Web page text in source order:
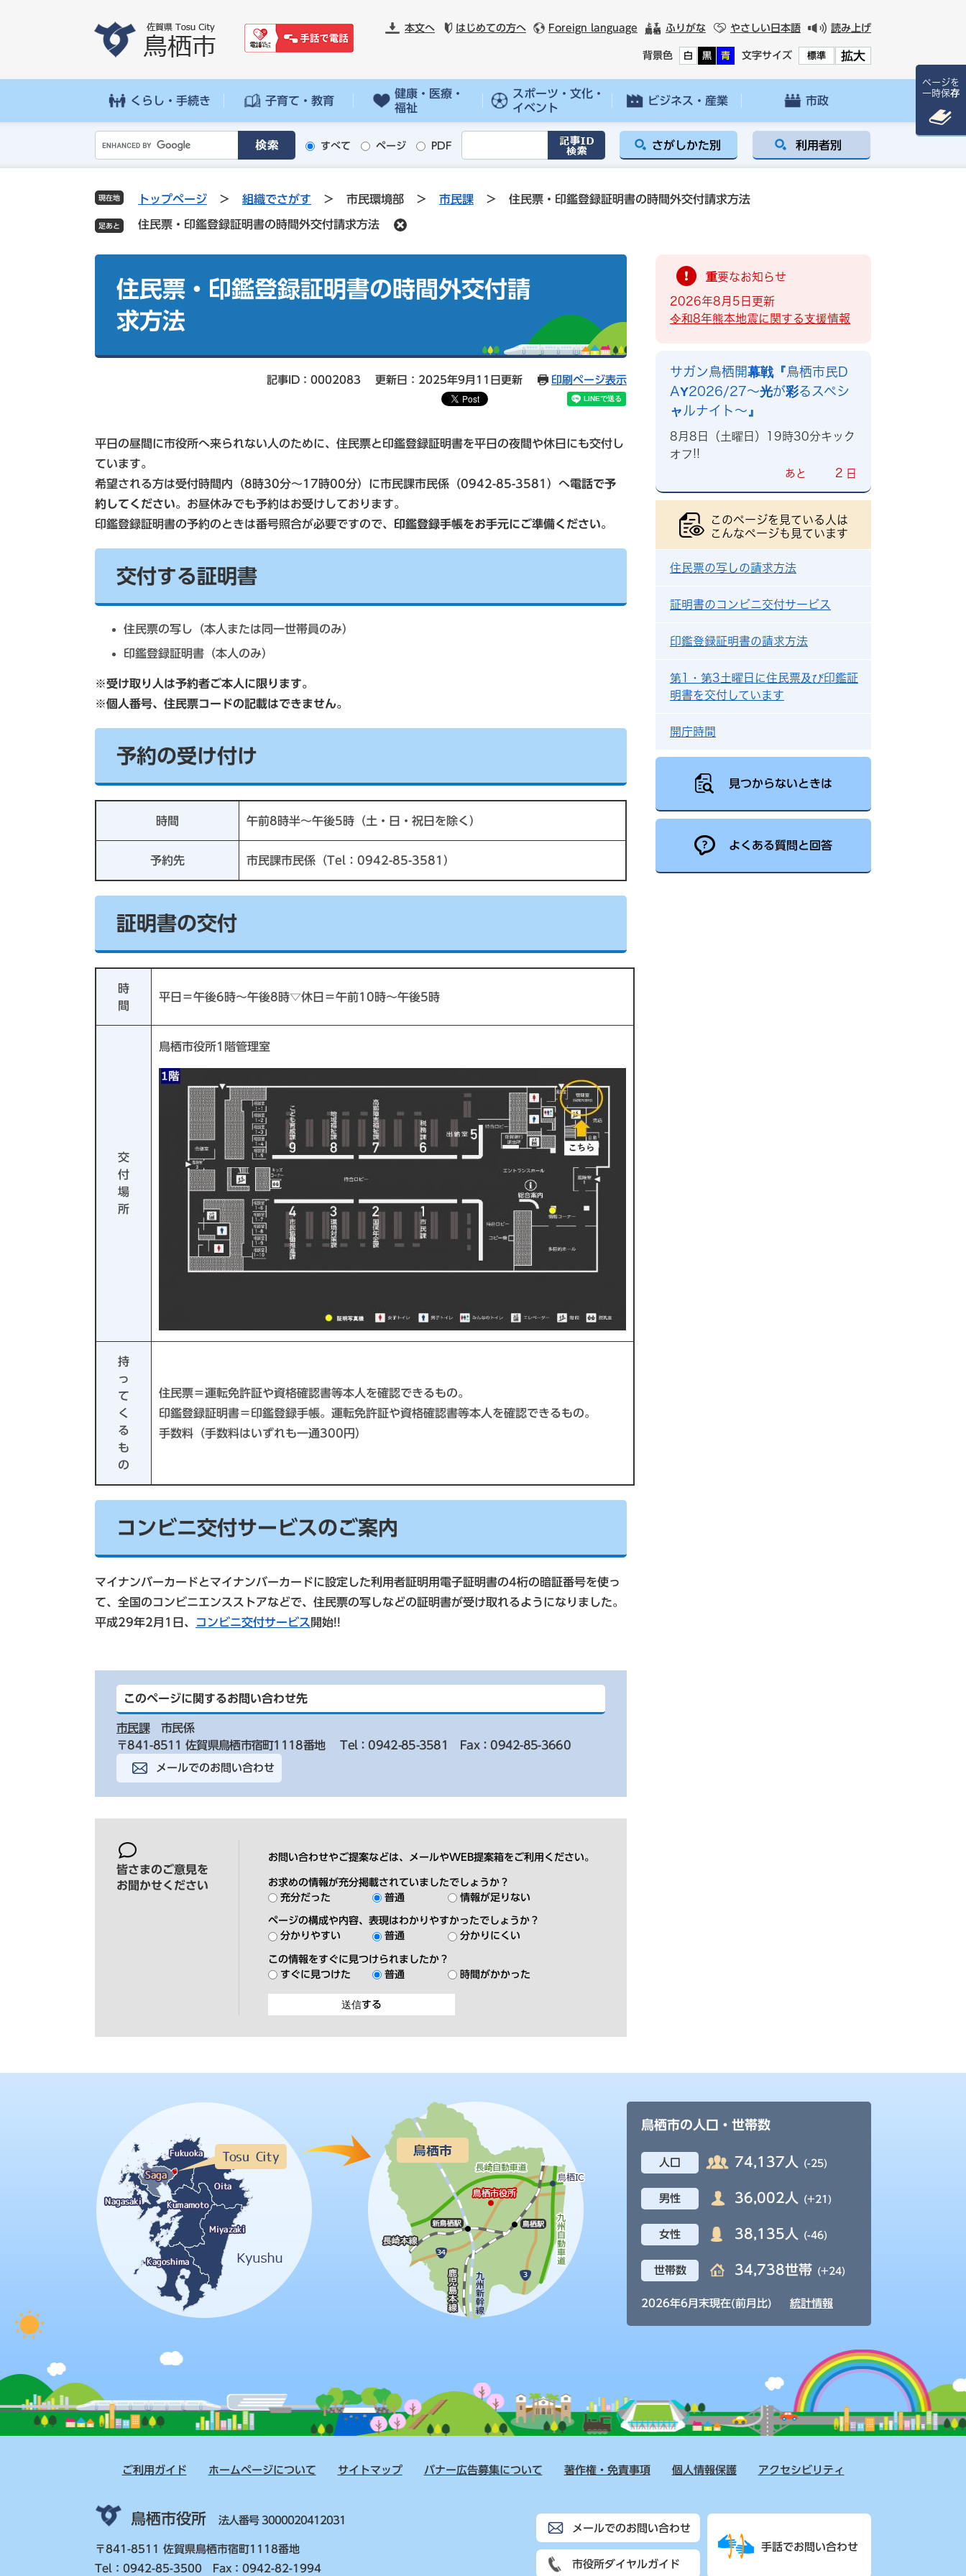
先
を
本文へ はじめての方へ Foreign language ふりがな やさしい日本語 読み上げ
背景色 白 黒 青 文字サイズ 標準 拡大
くらし・手続き 子育て・教育
健康・医療・
福祉
スポーツ・文化・
イベント
ビジネス・産業 市政
o
g
l
e
ス
すべて ページ PDF さがしかた別 利用者別
現在地 トップページ > 組織でさがす > 市民環境部 > 市民課 > 住民票・印鑑登録証明書の時間外交付請求方法
住民票・印鑑登録証明書の時間外交付請求方法
住民票・印鑑登録証明書の時間外交付請
求方法
記事ID：0002083 更新日：2025年9月11日更新 印刷ページ表示
平日の昼間に市役所へ来られない人のために、住民票と印鑑登録証明書を平日の夜間や休日にも交付し
ています。
希望される方は受付時間内（8時30分～17時00分）に市民課市民係（0942-85-3581）へ電話で予
約してください。お昼休みでも予約はお受けしております。
印鑑登録証明書の予約のときは番号照合が必要ですので、
印鑑登録手帳をお手元にご準備ください。
交付する証明書
住民票の写し（本人または同一世帯員のみ）
印鑑登録証明書（本人のみ）
※受け取り人は予約者ご本人に限ります。
※個人番号、住民票コードの記載はできません。
予約の受け付け
時間 午前8時半～午後5時（土・日・祝日を除く）
予約先 市民課市民係（Tel：0942-85-3581）
証明書の交付
時
間
平日＝午後6時～午後8時▽休日＝午前10時～午後5時
交
付
場
所
鳥栖市役所1階管理室
持
っ
て
く
る
も
の
住民票＝運転免許証や資格確認書等本人を確認できるもの。
印鑑登録証明書＝印鑑登録手帳。運転免許証や資格確認書等本人を確認できるもの。
手数料（手数料はいずれも一通300円）
コンビニ交付サービスのご案内
マイナンバーカードとマイナンバーカードに設定した利用者証明用電子証明書の4桁の暗証番号を使っ
て、全国のコンビニエンスストアなどで、住民票の写しなどの証明書が受け取れるようになりました。
平成29年2月1日、
コンビニ交付サービス 開始!!
このページに関するお問い合わせ先
市民課
市民係
〒841-8511 佐賀県鳥栖市宿町1118番地
Tel：0942-85-3581 Fax：0942-85-3660
メールでのお問い合わせ
皆さまのご意見を
お聞かせください
お問い合わせやご提案などは、メールやWEB提案箱をご利用ください。
お求めの情報が充分掲載されていましたでしょうか？
充分だった
普通 情報が足りない
ページの構成や内容、表現はわかりやすかったでしょうか？
分かりやすい
普通 分かりにくい
この情報をすぐに見つけられましたか？
すぐに見つけた
普通 時間がかかった
重要なお知らせ
2026年8月5日更新
令和8年熊本地震に関する支援情報
サガン鳥栖開幕戦『鳥栖市民D
AY2026/27～光が彩るスペシ
ャルナイト～』
8月8日（土曜日）19時30分キック
オフ!!
あと 2 日
このページを見ている人は
こんなページも見ています
住民票の写しの請求方法
証明書のコンビニ交付サービス
印鑑登録証明書の請求方法
第1・第3土曜日に住民票及び印鑑証
明書を交付しています
開庁時間
見つからないときは
よくある質問と回答
鳥栖市の人口・世帯数
人口 74,137人 (-25)
男性 36,002人 (+21)
女性 38,135人 (-46)
世帯数 34,738世帯 (+24)
2026年6月末現在(前月比) 統計情報
ご利用ガイド ホームページについて サイトマップ バナー広告募集について 著作権・免責事項 個人情報保護 アクセシビリティ
鳥栖市役所 法人番号 3000020412031
〒841-8511 佐賀県鳥栖市宿町1118番地
Tel：0942-85-3500 Fax：0942-82-1994
メールでのお問い合わせ
市役所ダイヤルガイド
手話でお問い合わせ
ページを
一時保存